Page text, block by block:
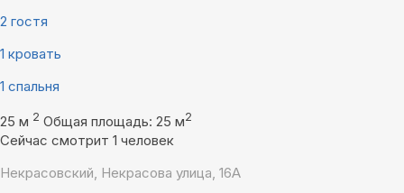
2 гостя
1 кровать
1 спальня
25 м 2 Общая площадь: 25 м2
Сейчас смотрит 1 человек
Некрасовский, Некрасова улица, 16А